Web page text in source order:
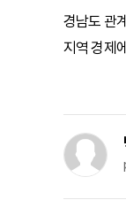
경남도 관
지역 경제